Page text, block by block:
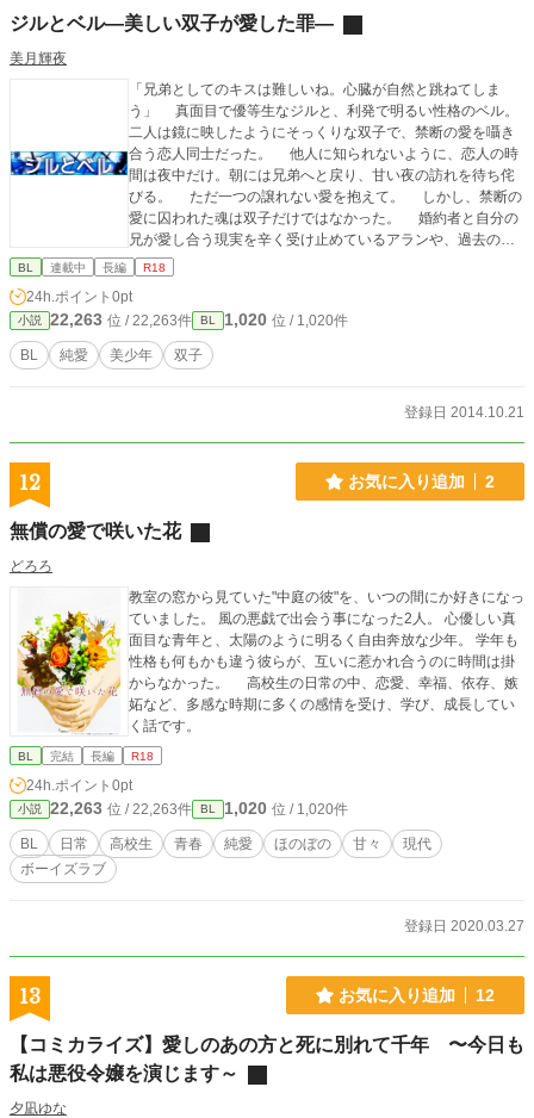
ジルとベル―美しい双子が愛した罪―
美月輝夜
「兄弟としてのキスは難しいね。心臓が自然と跳ねてしま
う」 真面目で優等生なジルと、利発で明るい性格のベル。
二人は鏡に映したようにそっくりな双子で、禁断の愛を囁き
合う恋人同士だった。 他人に知られないように、恋人の時
間は夜中だけ。朝には兄弟へと戻り、甘い夜の訪れを待ち侘
びる。 ただ一つの譲れない愛を抱えて。 しかし、禁断の
愛に囚われた魂は双子だけではなかった。 婚約者と自分の
兄が愛し合う現実を辛く受け止めているアランや、過去の恋
人・ウィリアムが忘れられないダグラス。 双子の友人達も
BL小説/双子兄×双子弟/近親相姦/BL/純愛/メリーバッド/R18/
脇CP有/NL描写有
BL 連載中 長編 R18
24h.ポイント 0pt
小説 22,263 位 / 22,263件 BL 1,020 位 / 1,020件
BL 純愛 美少年 双子
登録日 2014.10.21
12 お気に入り追加 2
無償の愛で咲いた花
どろろ
教室の窓から見ていた"中庭の彼"を、いつの間にか好きになっ
ていました。 風の悪戯で出会う事になった2人。 心優しい真
面目な青年と、太陽のように明るく自由奔放な少年。 学年も
性格も何もかも違う彼らが、互いに惹かれ合うのに時間は掛
からなかった。 高校生の日常の中、恋愛、幸福、依存、嫉
妬など、多感な時期に多くの感情を受け、学び、成長してい
く話です。
BL 完結 長編 R18
24h.ポイント 0pt
小説 22,263 位 / 22,263件 BL 1,020 位 / 1,020件
BL 日常 高校生 青春 純愛 ほのぼの 甘々
現代
ボーイズラブ
登録日 2020.03.27
13 お気に入り追加 12
【コミカライズ】愛しのあの方と死に別れて千年 〜今日も
私は悪役令嬢を演じます～
夕凪ゆな